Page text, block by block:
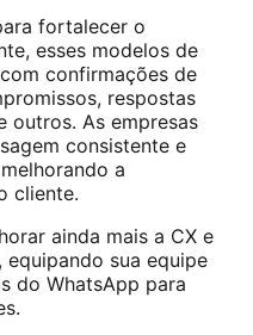
fortalecer o
esses modelos de
confirmações de
respostas
outros. As empresas
consistente e
a
cliente.
ainda mais a CX e
sua equipe
do WhatsApp para